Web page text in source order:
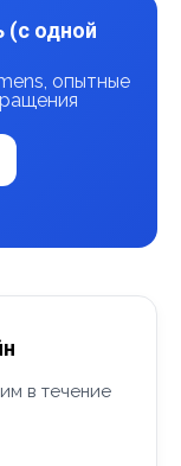
(с одной
опытные
в течение